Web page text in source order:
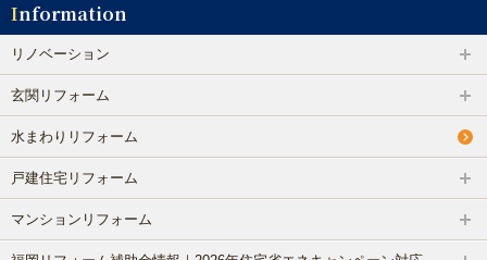
Information
リノベーション
玄関リフォーム
水まわりリフォーム
戸建住宅リフォーム
マンションリフォーム